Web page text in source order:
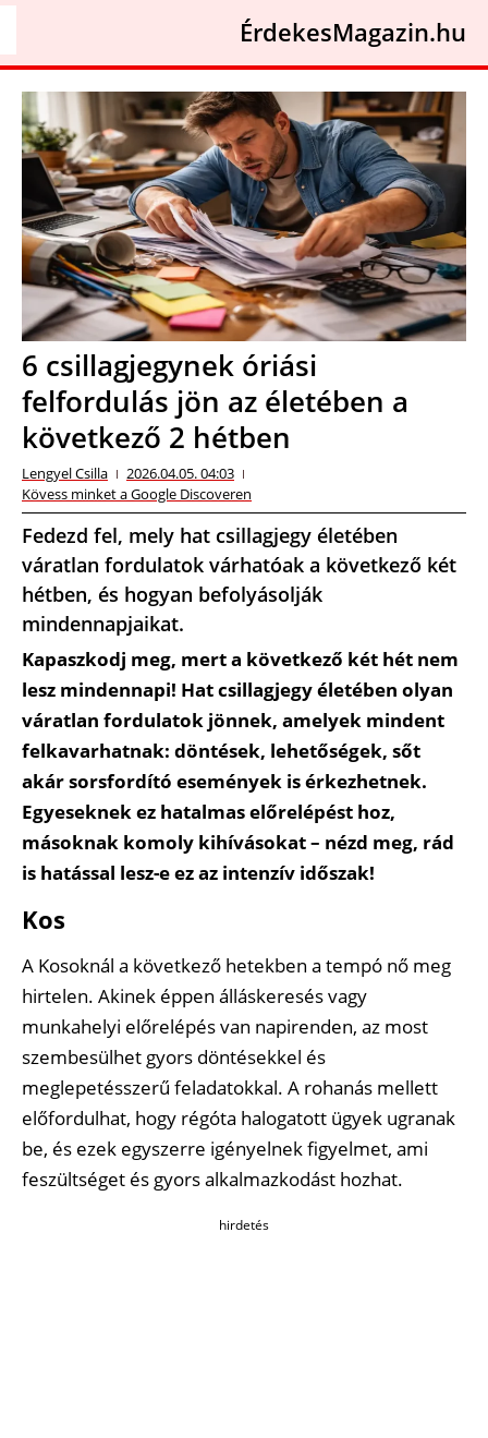
ÉrdekesMagazin.hu
6 csillagjegynek óriási
felfordulás jön az életében a
következő 2 hétben
Lengyel Csilla
2026.04.05. 04:03
Kövess minket a Google Discoveren
Fedezd fel, mely hat csillagjegy életében
váratlan fordulatok várhatóak a következő két
hétben, és hogyan befolyásolják
mindennapjaikat.
Kapaszkodj meg, mert a következő két hét nem
lesz mindennapi! Hat csillagjegy életében olyan
váratlan fordulatok jönnek, amelyek mindent
felkavarhatnak: döntések, lehetőségek, sőt
akár sorsfordító események is érkezhetnek.
Egyeseknek ez hatalmas előrelépést hoz,
másoknak komoly kihívásokat – nézd meg, rád
is hatással lesz-e ez az intenzív időszak!
Kos
A Kosoknál a következő hetekben a tempó nő meg
hirtelen. Akinek éppen álláskeresés vagy
munkahelyi előrelépés van napirenden, az most
szembesülhet gyors döntésekkel és
meglepetésszerű feladatokkal. A rohanás mellett
előfordulhat, hogy régóta halogatott ügyek ugranak
be, és ezek egyszerre igényelnek figyelmet, ami
feszültséget és gyors alkalmazkodást hozhat.
hirdetés